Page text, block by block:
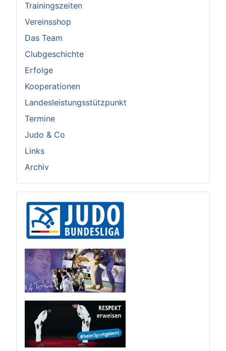
Trainingszeiten
Vereinsshop
Das Team
Clubgeschichte
Erfolge
Kooperationen
Landesleistungsstützpunkt
Termine
Judo & Co
Links
Archiv